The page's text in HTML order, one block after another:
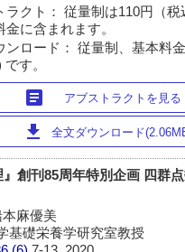
ラクト： 従量制は110円（税
金に含まれます。
ンロード： 従量制、基本料
す。
article アブストラクトを見る
download 全文ダウンロード
』創刊85周年特別企画 四群
麻優美
基礎栄養学研究室教授